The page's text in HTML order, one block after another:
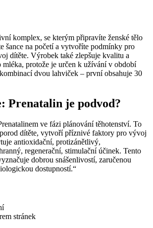
komplex, se kterým připravíte ženské tělo
šance na početí a vytvoříte podmínky pro
dítěte. Výrobek také zlepšuje kvalitu a
mléka, protože je určen k užívání v období
dvou lahviček – první obsahuje 30
Prenatalin je podvod?
ve fázi plánování těhotenství. To
dítěte, vytvoří příznivé faktory pro vývoj
antioxidační, protizánětlivý,
regenerační, stimulační účinek. Tento
dobrou snášenlivostí, zaručenou
dostupností.“
stránek